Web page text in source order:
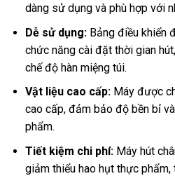
dàng sử dụng và phù hợp với
Dễ sử dụng:Bảng điều khiển
chức năng cài đặt thời gian
chế độ hàn miệng túi.
Vật liệu cao cấp:Máy được
cao cấp, đảm bảo độ bền bỉ
phẩm.
Tiết kiệm chi phí:Máy hút
giảm thiểu hao hụt thực